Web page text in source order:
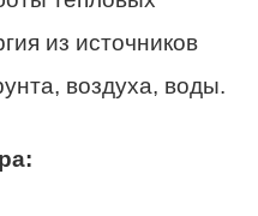
из источников
воздуха, воды.